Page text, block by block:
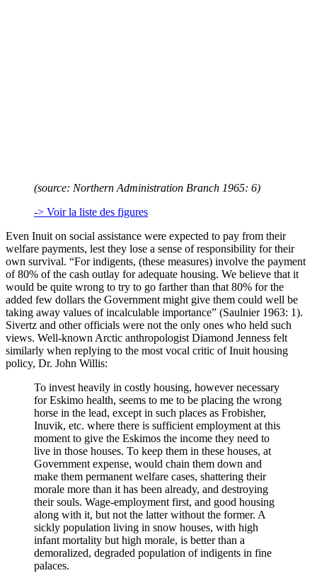
(source: Northern Administration Branch 1965: 6)
-> Voir la liste des figures
Even Inuit on social assistance were expected to pay from their
welfare payments, lest they lose a sense of responsibility for their
own survival. “For indigents, (these measures) involve the payment
of 80% of the cash outlay for adequate housing. We believe that it
would be quite wrong to try to go farther than that 80% for the
added few dollars the Government might give them could well be
taking away values of incalculable importance” (Saulnier 1963: 1).
Sivertz and other officials were not the only ones who held such
views. Well-known Arctic anthropologist Diamond Jenness felt
similarly when replying to the most vocal critic of Inuit housing
policy, Dr. John Willis:
To invest heavily in costly housing, however necessary
for Eskimo health, seems to me to be placing the wrong
horse in the lead, except in such places as Frobisher,
Inuvik, etc. where there is sufficient employment at this
moment to give the Eskimos the income they need to
live in those houses. To keep them in these houses, at
Government expense, would chain them down and
make them permanent welfare cases, shattering their
morale more than it has been already, and destroying
their souls. Wage-employment first, and good housing
along with it, but not the latter without the former. A
sickly population living in snow houses, with high
infant mortality but high morale, is better than a
demoralized, degraded population of indigents in fine
palaces.